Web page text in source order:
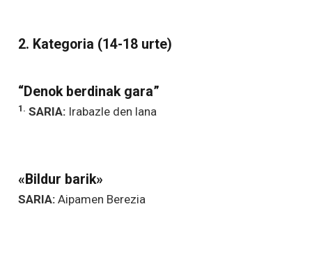
2. Kategoria (14-18 urte)
“Denok berdinak gara”
1. SARIA: Irabazle den lana
«Bildur barik»
SARIA: Aipamen Berezia